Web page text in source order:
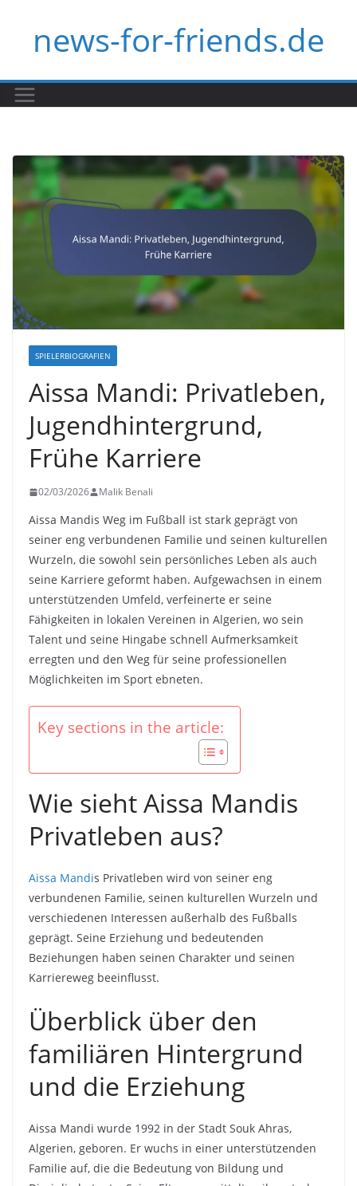
contentnews-for-friends.de
SPIELERBIOGRAFIEN
Aissa Mandi: Privatleben,
Jugendhintergrund,
Frühe Karriere
02/03/2026 Malik Benali
Aissa Mandis Weg im Fußball ist stark geprägt von
seiner eng verbundenen Familie und seinen kulturellen
Wurzeln, die sowohl sein persönliches Leben als auch
seine Karriere geformt haben. Aufgewachsen in einem
unterstützenden Umfeld, verfeinerte er seine
Fähigkeiten in lokalen Vereinen in Algerien, wo sein
Talent und seine Hingabe schnell Aufmerksamkeit
erregten und den Weg für seine professionellen
Möglichkeiten im Sport ebneten.
Key sections in the article:
Wie sieht Aissa Mandis
Privatleben aus?
Aissa Mandis Privatleben wird von seiner eng
verbundenen Familie, seinen kulturellen Wurzeln und
verschiedenen Interessen außerhalb des Fußballs
geprägt. Seine Erziehung und bedeutenden
Beziehungen haben seinen Charakter und seinen
Karriereweg beeinflusst.
Überblick über den
familiären Hintergrund
und die Erziehung
Aissa Mandi wurde 1992 in der Stadt Souk Ahras,
Algerien, geboren. Er wuchs in einer unterstützenden
Familie auf, die die Bedeutung von Bildung und